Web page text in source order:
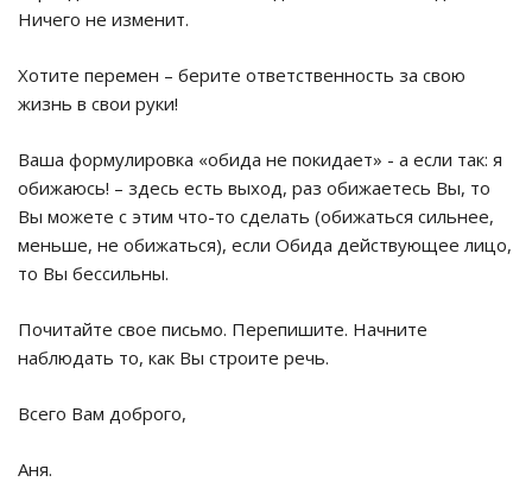
Ничего не изменит.
Хотите перемен – берите ответственность за свою
жизнь в свои руки!
Ваша формулировка «обида не покидает» - а если так: я
обижаюсь! – здесь есть выход, раз обижаетесь Вы, то
Вы можете с этим что-то сделать (обижаться сильнее,
меньше, не обижаться), если Обида действующее лицо,
то Вы бессильны.
Почитайте свое письмо. Перепишите. Начните
наблюдать то, как Вы строите речь.
Всего Вам доброго,
Аня.